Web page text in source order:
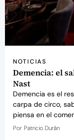
NOTICIAS
Demencia: el
Nast
Demencia es el
carpa de circo,
piensa en el
Por Patricio Durán